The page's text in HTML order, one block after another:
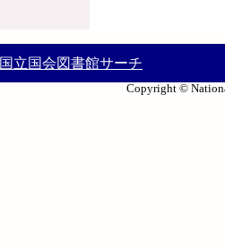
国立国会図書館サーチ
Copyright ©